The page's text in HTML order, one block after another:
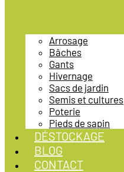
Arrosage
Bâches
Gants
Hivernage
Sacs de jardin
Semis et cultures
Poterie
Pieds de sapin
DÉSTOCKAGE
BLOG
CONTACT